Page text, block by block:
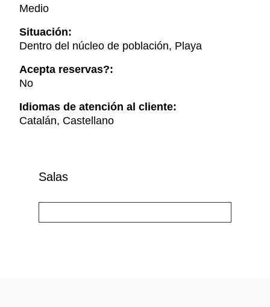
Medio
Situación:
Dentro del núcleo de población, Playa
Acepta reservas?:
No
Idiomas de atención al cliente:
Catalán, Castellano
Salas